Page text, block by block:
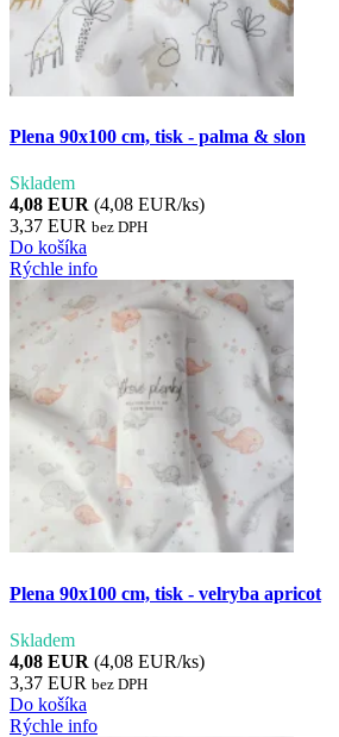
Plena 90x100 cm, tisk - palma & slon
Skladem
4,08 EUR (4,08 EUR/ks)
3,37 EUR bez DPH
Do košíka
Rýchle info
Plena 90x100 cm, tisk - velryba apricot
Skladem
4,08 EUR (4,08 EUR/ks)
3,37 EUR bez DPH
Do košíka
Rýchle info